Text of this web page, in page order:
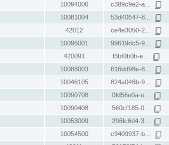
10094006 c389c9e2-a...
10081004 53d40547-8...
42012 ce4e3050-2...
10096001 99619dc5-9...
420091 f3bf0b0b-e...
10088003 616dd98e-8...
10046105 824a046b-9...
10090708 0fd56e0a-e...
10090408 560cf185-0...
10053009 296fc6d4-3...
10054500 c9409937-b...